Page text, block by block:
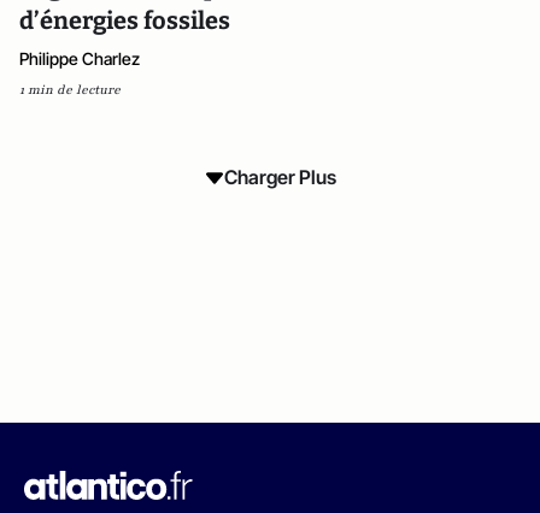
d’énergies fossiles
Philippe Charlez
1 min de lecture
Charger Plus